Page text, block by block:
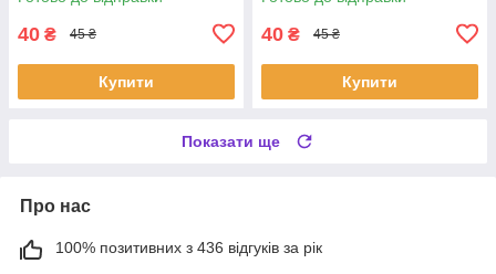
40 ₴ 45 ₴
Купити
40 ₴ 45 ₴
Купити
Показати ще
Про нас
100% позитивних з 436 відгуків за рік